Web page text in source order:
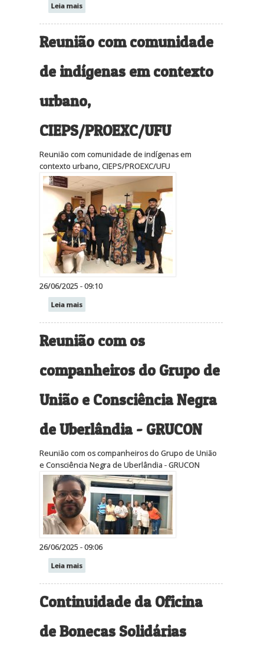
Leia mais
Reunião com comunidade
de indígenas em contexto
urbano,
CIEPS/PROEXC/UFU
Reunião com comunidade de indígenas em
contexto urbano, CIEPS/PROEXC/UFU
26/06/2025 - 09:10
Leia mais
Reunião com os
companheiros do Grupo de
União e Consciência Negra
de Uberlândia - GRUCON
Reunião com os companheiros do Grupo de União
e Consciência Negra de Uberlândia - GRUCON
26/06/2025 - 09:06
Leia mais
Continuidade da Oficina
de Bonecas Solidárias